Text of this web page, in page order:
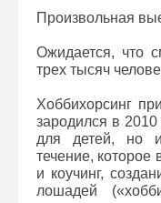
Произвольная
Ожидается, что
трех тысяч
Хоббихорсинг
зародился в 2010
для детей, но
течение, которое
и коучинг,
лошадей